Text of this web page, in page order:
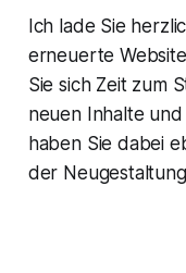
Ich lade Sie
erneuerte
Sie sich Zeit zum
neuen Inhalte
haben Sie dabei
der